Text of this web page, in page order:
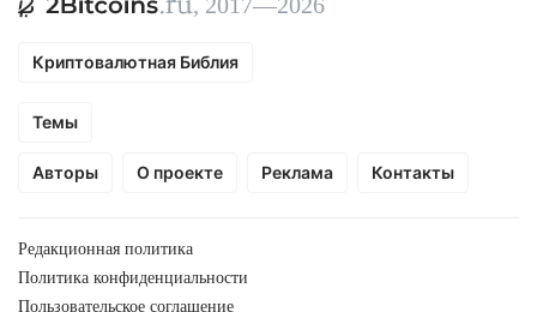
Криптовалютная Библия
Темы
Авторы О проекте Реклама Контакты
Редакционная политика
Политика конфиденциальности
Пользовательское соглашение